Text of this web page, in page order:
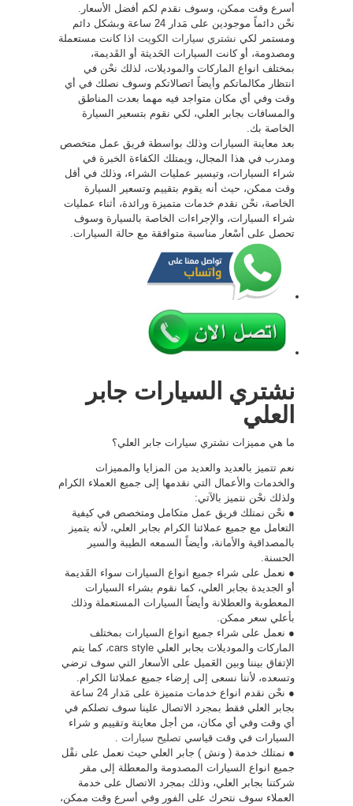
أسرع وقت ممكن، وسوف نقدم لكم أفضل الأسعار.
نحْن دائماً موجودين على مَدار 24 ساعة وبشكل دائم
ومستمر لكي نشتري سيارات الكويت اذا كانت مستعملة
ومصدومة، أو كانت السيارات الحَديثة أو القَديمة،
بمختلف انواع الماركات والموديلات، لذلك نحْن في
انتظار مكالماتكم وأيضاً اتصالاتكم وسوف نصلك في أي
وقت وفي أي مكان متواجد فيه مهما بعدت المناطق
والمسافات بجابر العلي، لكي نقوم بتسعير السيارة
الخاصة بك.
بعد معاينة السيارات وذلك بواسطة فريق عمل متخصص
ومدرب في هذا المجال، ويمتلك الكفاءة الخبرة في
شراء السيارات، وتيسير عمليات الشراء، وذلك في أقل
وقت ممكن، حيث أنه يقوم بتقييم وتسعير السيارة
الخاصة، نحْن نقدم خدمات متميزة ورائدة، أثناء عمليات
شراء السيارات، والإجراءات الخاصة بالسيارة وسوف
تحصل على أسْعار مناسبة متوافقة مع حالة السيارات.
نشتري السيارات جابر
العلي
ما هي مميزات نشتري سيارات جابر العلي؟
نعم تتميز بالعديد والعديد من المزايا والمميزات
والخدمات والأعمال التي نقدمها إلى جميع العملاء الكرام
ولذلك نحْن نتميز بالآتي:
● نحْن نمتلك فريق عمل متكامل ومتخصص في كيفية
التعامل مع جميع عملائنا الكرام بجابر العلي، لأنه يتميز
بالمصداقية والأمانة، وأيضاً السمعه الطيبة والسير
الحسنة.
● نعمل على شراء جميع انواع السيارات سواء القَديمة
أو الجديدة بجابر العلي، كما نقوم بشراء السيارات
المعطوبة والعطلانة وأيضاً السيارات المستعملة وذلك
بأعلي سعر ممكن.
● نعمل على شراء جميع انواع السيارات بمختلف
الماركات والموديلات بجابر العلي cars style، كما يتم
الإتفاق بيننا وبين العَميل على الأسعار التي سوف ترضي
وتسعده، لأننا نسعى إلى إرضاء جميع عملائنا الكرام.
● نحْن نقدم انواع خدمات متميزة على مَدار 24 ساعة
بجابر العلي فقط بمجرد الاتصال علينا سوف تصلكم في
أي وقت وفي أي مكان، من أجل معاينة وتقييم و شراء
السيارات في وقت قياسي تصليح سيارات .
● نمتلك خدمة ( ونش ) جابر العلي حيث نعمل على نقْل
جميع انواع السيارات المصدومة والمعطلة إلى مقر
شركتنا بجابر العلي، وذلك بمجرد الاتصال على خدمة
العملاء سوف نتحرك على الفور وفي أسرع وقت ممكن،